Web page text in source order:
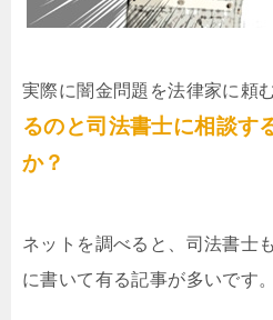
実際に闇金問題を法律家に頼
るのと司法書士に相談す
か？
ネットを調べると、司法書士
に書いて有る記事が多いです。